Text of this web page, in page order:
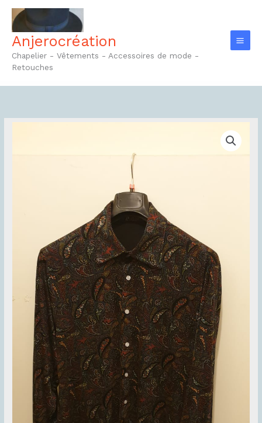
Aller
contenuAnjerocréation
Chapelier - Vêtements - Accessoires de mode -
Retouches